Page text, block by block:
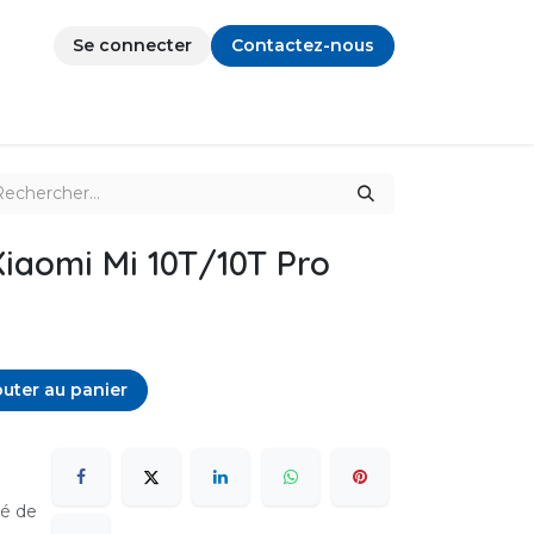
Se connecter Contactez-nous
Mi 10T/10T Pro
au panier
de